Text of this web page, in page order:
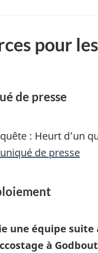
pour les
de presse
: Heurt d’un
de presse
une équipe suite
à